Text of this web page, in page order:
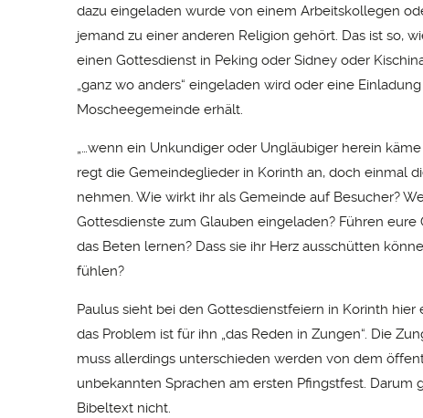
dazu eingeladen wurde von einem Arbeitskollegen
jemand zu einer anderen Religion gehört. Das ist so,
einen Gottesdienst in Peking oder Sidney oder
„ganz wo anders“ eingeladen wird oder eine
Moscheegemeinde erhält.
„…wenn ein Unkundiger oder Ungläubiger herein
regt die Gemeindeglieder in Korinth an, doch einmal
nehmen. Wie wirkt ihr als Gemeinde auf Besucher?
Gottesdienste zum Glauben eingeladen? Führen eure
das Beten lernen? Dass sie ihr Herz ausschütten
fühlen?
Paulus sieht bei den Gottesdienstfeiern in Korinth
das Problem ist für ihn „das Reden in Zungen“. Die
muss allerdings unterschieden werden von dem
unbekannten Sprachen am ersten Pfingstfest. Darum
Bibeltext nicht.